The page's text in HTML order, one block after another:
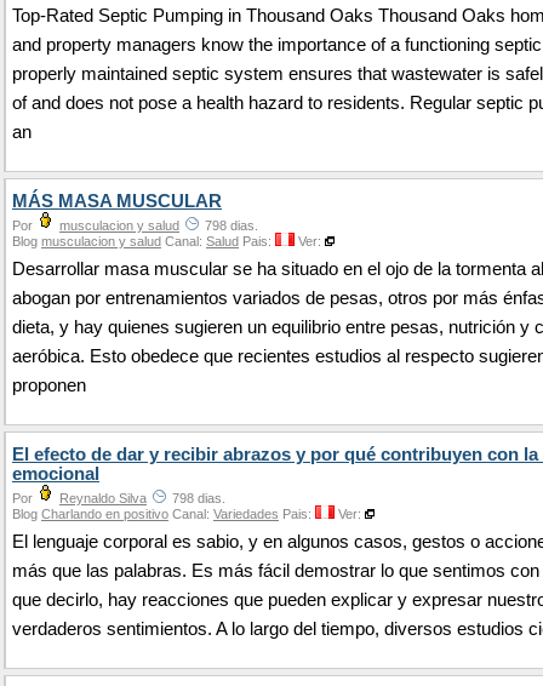
Top-Rated Septic Pumping in Thousand Oaks Thousand Oaks
and property managers know the importance of a functioning
properly maintained septic system ensures that wastewater is
of and does not pose a health hazard to residents. Regular septic
an
MÁS MASA MUSCULAR
Por musculacion y salud
798 dias.
Blog musculacion y salud Canal: Salud Pais: Ver:
Desarrollar masa muscular se ha situado en el ojo de la tormenta
abogan por entrenamientos variados de pesas, otros por más
dieta, y hay quienes sugieren un equilibrio entre pesas, nutrición y
aeróbica. Esto obedece que recientes estudios al respecto
proponen
El efecto de dar y recibir abrazos y por qué contribuyen con la
emocional
Por Reynaldo Silva
798 dias.
Blog Charlando en positivo Canal: Variedades Pais: Ver:
El lenguaje corporal es sabio, y en algunos casos, gestos o
más que las palabras. Es más fácil demostrar lo que sentimos
que decirlo, hay reacciones que pueden explicar y expresar
verdaderos sentimientos. A lo largo del tiempo, diversos estudios